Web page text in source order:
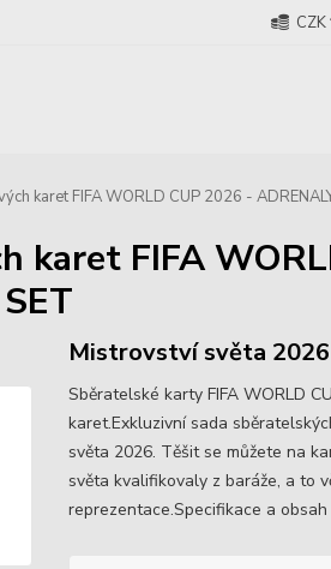
CZK
karet FIFA WORLD CUP 2026 -
karet FIFA
Mistrovství světa 2026
Sběratelské karty FIFA WORLD
karet.Exkluzivní sada
světa 2026. Těšit se můžete na
světa kvalifikovaly z baráže, a to
reprezentace.Specifikace a obsah